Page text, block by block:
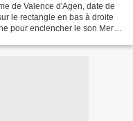
de Valence d'Agen, date de
le rectangle en bas à droite
pour enclencher le son Merci